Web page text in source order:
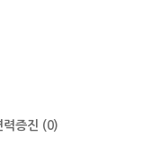
력증진 (0)